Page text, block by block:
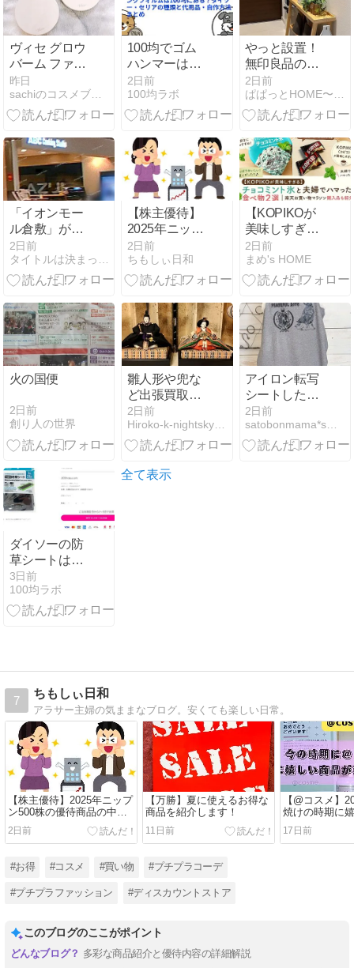
ヴィセ グロウ
バーム ファン
デーション
(パクトタイ
プ)（02 ライ
03 ベージュ）
ヴィセ ファン
デーション コ
ンパクトケー
ス
昨日
100均でゴム
ハンマーは買
える？ダイソ
ー・セリアの
種類まとめ
2日前
100均ラボ
やっと設置！
無印良品のス
リムトレーテ
ーブルが最高
だった！買っ
2日前
「イオンモー
ル倉敷」が増
床したときに
オープンした
『 ABCクッキ
』が閉店する
ことになりま
した。【 岡山
県倉敷市水江
１ 】#1
2日前
【株主優待】
2025年ニップ
ン500株の優
待商品の中身
を紹介しま
2日前
ちもしぃ日和
【KOPIKOが
美味しすぎ
る】チョコミ
ント氷と夫婦
でハマった食
天お買い物マ
ラソン購入品
も紹介
2日前
まめ's HOME
火の国便
2日前
創り人の世界
雛人形や兜な
ど出張買取し
てもらった査
定額はいか
に？！
2日前
Hiroko-k-nightsky’sRoom
アイロン転写
シートしたタ
ンクトップ
2日前
satobonmama*s factory
ダイソーの防
草シートは
畑・庭に使え
る？布タイ
プ・不織布タ
3日前
100均ラボ
全て表示
7
ちもしぃ日和
アラサー主婦の気ままなブログ。安くても楽しい日常。
【株主優待】2025年ニップ
ン500株の優待商品の中身
を紹介します。
2日前
【万勝】夏に使えるお得な
商品を紹介します！
11日前
【@コスメ】
焼けの時期に
当たりました！
17日前
#お得 #コスメ #買い物 #プチプラコーデ
#プチプラファッション #ディスカウントストア
このブログのここがポイント
多彩な商品紹介と優待内容の詳細解説